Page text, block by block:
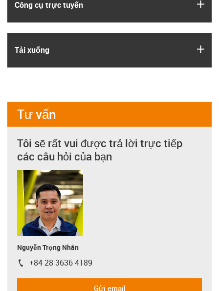
Công cụ trực tuyến
Tải xuống
Tư vấn
Tôi sẽ rất vui được trả lời trực tiếp
các câu hỏi của bạn
Nguyễn Trọng Nhân
igus-icon-phone
+84 28 3636 4189
Gửi email